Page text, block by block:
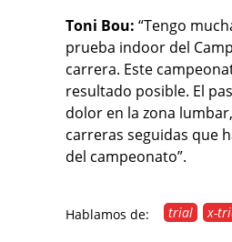
Toni Bou: “Tengo
prueba indoor del
carrera. Este
resultado posible. El
dolor en la zona
carreras seguidas que
del campeonato”.
Hablamos de: trial x-